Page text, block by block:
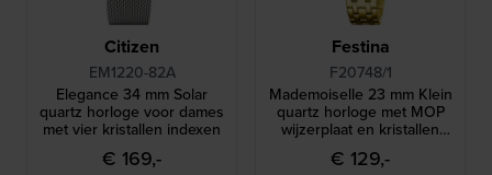
Citizen
EM1220-82A
Elegance 34 mm Solar
quartz horloge voor dames
met vier kristallen indexen
€ 169,-
Festina
F20748/1
Mademoiselle 23 mm Klein
quartz horloge met MOP
wijzerplaat en kristallen
indexen
€ 129,-